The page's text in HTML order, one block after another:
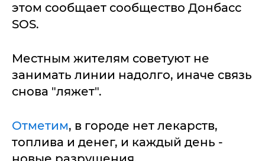
этом сообщает сообщество Донбасс
SOS.
Местным жителям советуют не
занимать линии надолго, иначе связь
снова "ляжет".
Отметим, в городе нет лекарств,
топлива и денег, и каждый день -